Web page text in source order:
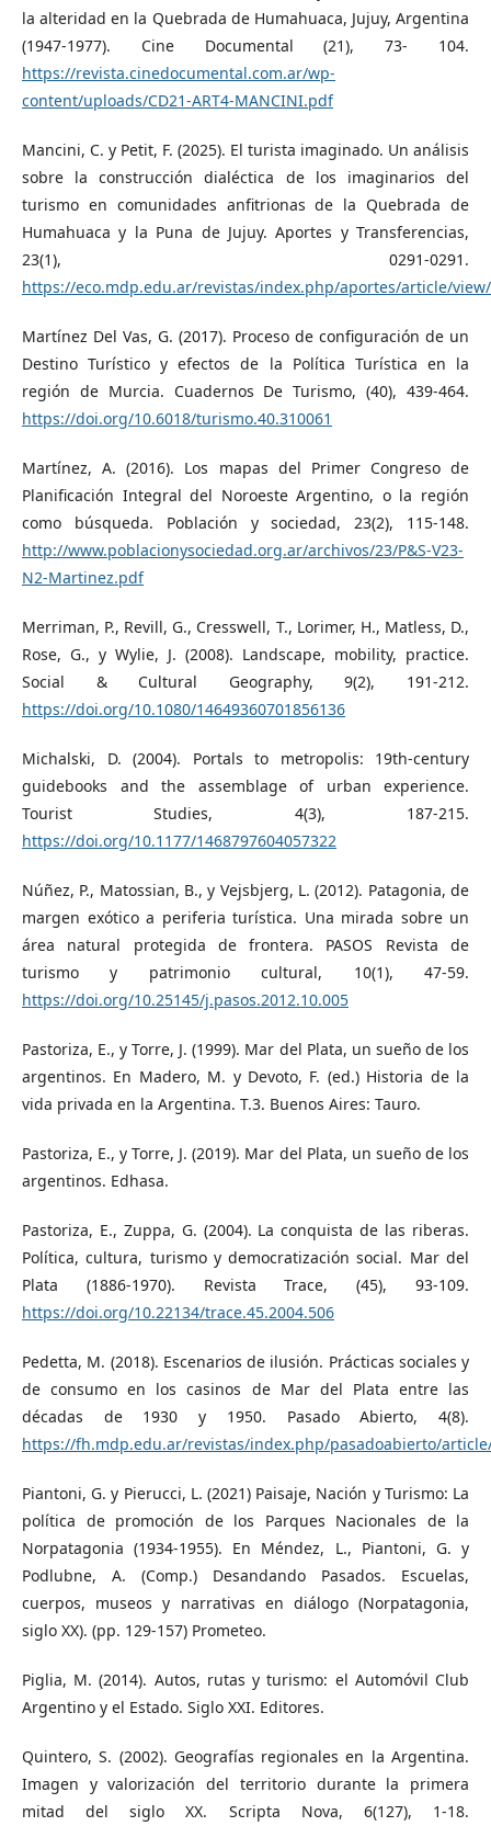
la alteridad en la Quebrada de Humahuaca, Jujuy, Argentina
(1947-1977). Cine Documental (21), 73- 104.
https://revista.cinedocumental.com.ar/wp-
content/uploads/CD21-ART4-MANCINI.pdf
Mancini, C. y Petit, F. (2025). El turista imaginado. Un análisis
sobre la construcción dialéctica de los imaginarios del
turismo en comunidades anfitrionas de la Quebrada de
Humahuaca y la Puna de Jujuy. Aportes y Transferencias,
23(1), 0291-0291.
https://eco.mdp.edu.ar/revistas/index.php/aportes/article/
Martínez Del Vas, G. (2017). Proceso de configuración de un
Destino Turístico y efectos de la Política Turística en la
región de Murcia. Cuadernos De Turismo, (40), 439-464.
https://doi.org/10.6018/turismo.40.310061
Martínez, A. (2016). Los mapas del Primer Congreso de
Planificación Integral del Noroeste Argentino, o la región
como búsqueda. Población y sociedad, 23(2), 115-148.
http://www.poblacionysociedad.org.ar/archivos/23/P&S-V23-
N2-Martinez.pdf
Merriman, P., Revill, G., Cresswell, T., Lorimer, H., Matless, D.,
Rose, G., y Wylie, J. (2008). Landscape, mobility, practice.
Social & Cultural Geography, 9(2), 191-212.
https://doi.org/10.1080/14649360701856136
Michalski, D. (2004). Portals to metropolis: 19th-century
guidebooks and the assemblage of urban experience.
Tourist Studies, 4(3), 187-215.
https://doi.org/10.1177/1468797604057322
Núñez, P., Matossian, B., y Vejsbjerg, L. (2012). Patagonia, de
margen exótico a periferia turística. Una mirada sobre un
área natural protegida de frontera. PASOS Revista de
turismo y patrimonio cultural, 10(1), 47-59.
https://doi.org/10.25145/j.pasos.2012.10.005
Pastoriza, E., y Torre, J. (1999). Mar del Plata, un sueño de los
argentinos. En Madero, M. y Devoto, F. (ed.) Historia de la
vida privada en la Argentina. T.3. Buenos Aires: Tauro.
Pastoriza, E., y Torre, J. (2019). Mar del Plata, un sueño de los
argentinos. Edhasa.
Pastoriza, E., Zuppa, G. (2004). La conquista de las riberas.
Política, cultura, turismo y democratización social. Mar del
Plata (1886-1970). Revista Trace, (45), 93-109.
https://doi.org/10.22134/trace.45.2004.506
Pedetta, M. (2018). Escenarios de ilusión. Prácticas sociales y
de consumo en los casinos de Mar del Plata entre las
décadas de 1930 y 1950. Pasado Abierto, 4(8).
https://fh.mdp.edu.ar/revistas/index.php/pasadoabierto/
Piantoni, G. y Pierucci, L. (2021) Paisaje, Nación y Turismo: La
política de promoción de los Parques Nacionales de la
Norpatagonia (1934-1955). En Méndez, L., Piantoni, G. y
Podlubne, A. (Comp.) Desandando Pasados. Escuelas,
cuerpos, museos y narrativas en diálogo (Norpatagonia,
siglo XX). (pp. 129-157) Prometeo.
Piglia, M. (2014). Autos, rutas y turismo: el Automóvil Club
Argentino y el Estado. Siglo XXI. Editores.
Quintero, S. (2002). Geografías regionales en la Argentina.
Imagen y valorización del territorio durante la primera
mitad del siglo XX. Scripta Nova, 6(127), 1-18.